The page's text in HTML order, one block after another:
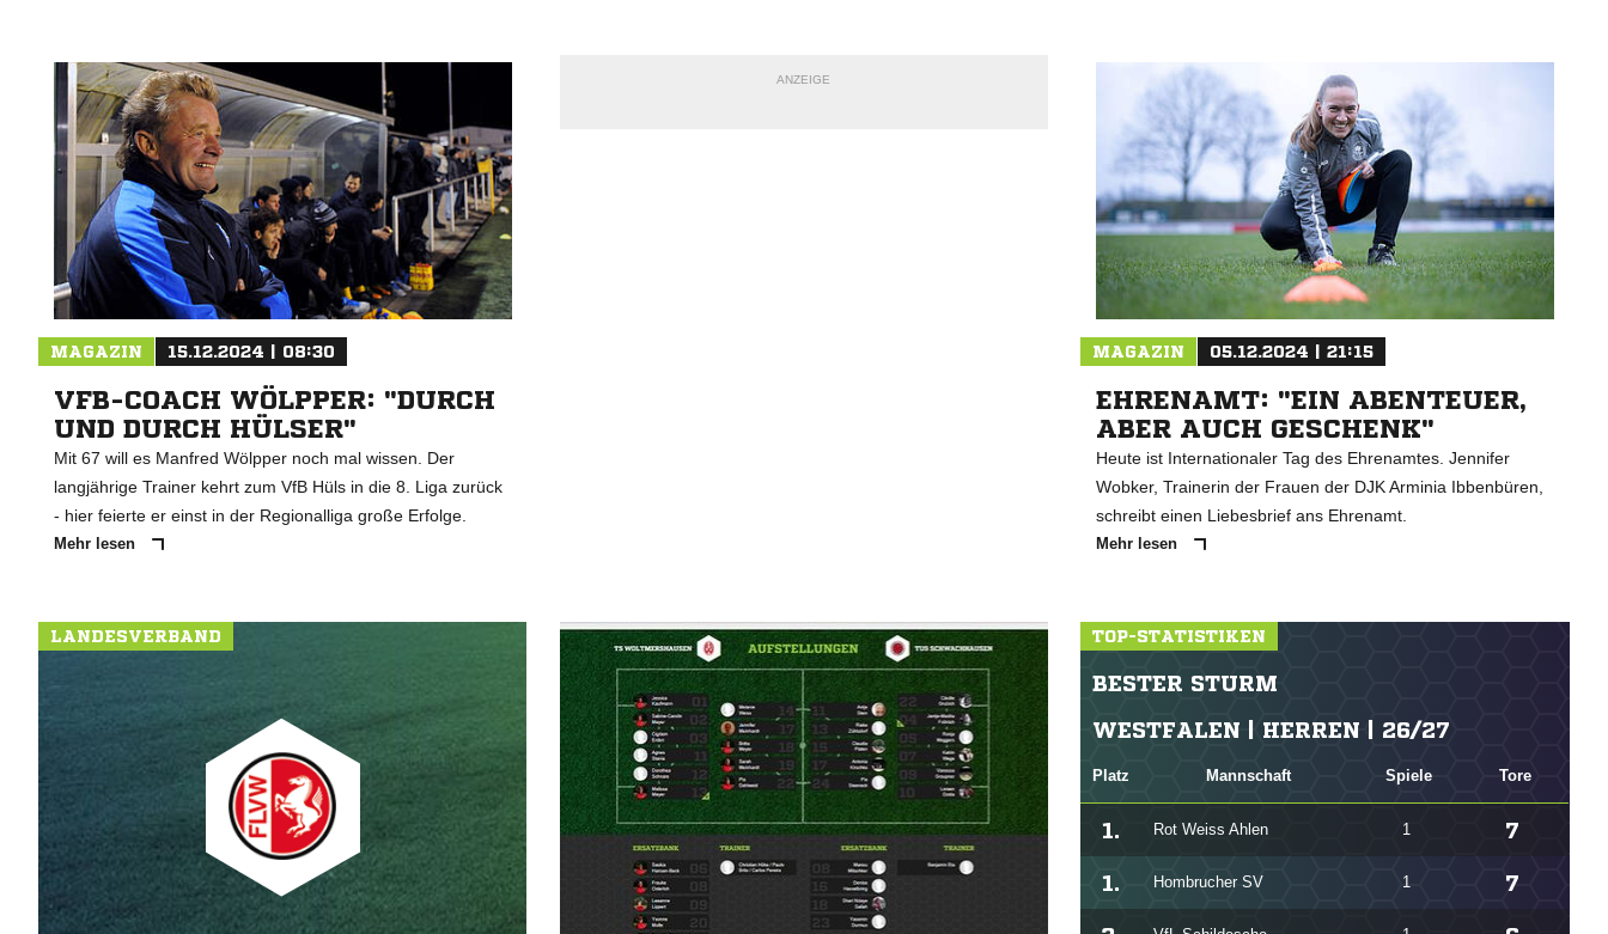
MAGAZIN 15.12.2024 | 08:30
VFB-COACH WÖLPPER: "DURCH
UND DURCH HÜLSER"
Mit 67 will es Manfred Wölpper noch mal wissen. Der
langjährige Trainer kehrt zum VfB Hüls in die 8. Liga zurück
- hier feierte er einst in der Regionalliga große Erfolge.
Mehr lesen
ANZEIGE
MAGAZIN 05.12.2024 | 21:15
EHRENAMT: "EIN ABENTEUER,
ABER AUCH GESCHENK"
Heute ist Internationaler Tag des Ehrenamtes. Jennifer
Wobker, Trainerin der Frauen der DJK Arminia Ibbenbüren,
schreibt einen Liebesbrief ans Ehrenamt.
Mehr lesen
LANDESVERBAND TOP-STATISTIKEN
BESTER STURM
WESTFALEN | HERREN | 26/27
Platz Mannschaft Spiele Tore
1. Rot Weiss Ahlen 1 7
1. Hombrucher SV 1 7